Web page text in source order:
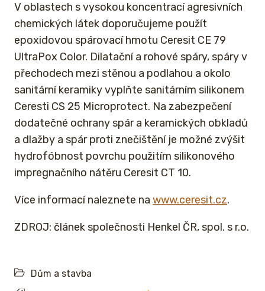
V oblastech s vysokou koncentrací agresivních
chemických látek doporučujeme použít
epoxidovou spárovací hmotu Ceresit CE 79
UltraPox Color. Dilatační a rohové spáry, spáry v
přechodech mezi stěnou a podlahou a okolo
sanitární keramiky vyplňte sanitárním silikonem
Ceresti CS 25 Microprotect. Na zabezpečení
dodatečné ochrany spár a keramických obkladů
a dlažby a spár proti znečištění je možné zvýšit
hydrofóbnost povrchu použitím silikonového
impregnačního nátěru Ceresit CT 10.
Více informací naleznete na www.ceresit.cz.
ZDROJ: článek společnosti Henkel ČR, spol. s r.o.
Dům a stavba